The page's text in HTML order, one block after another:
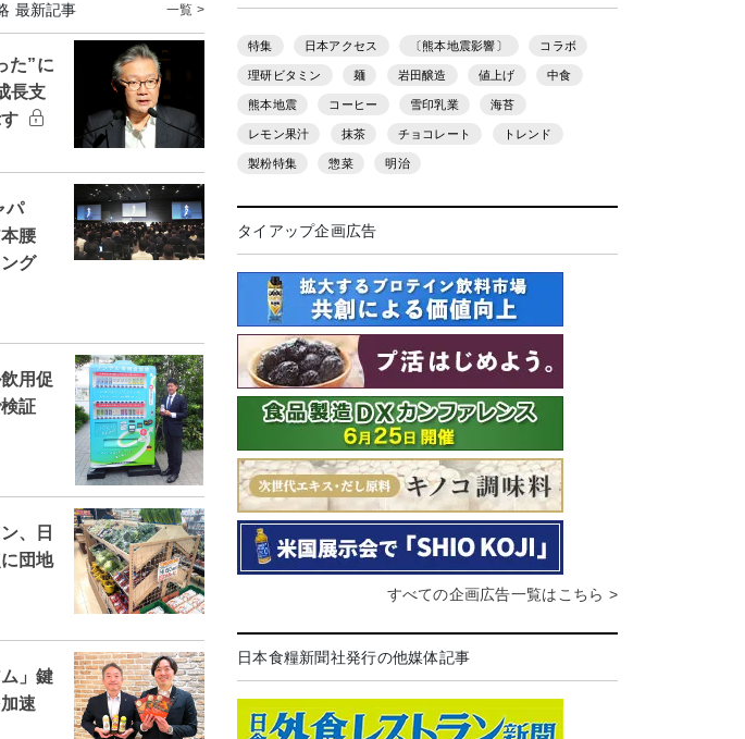
最新記事 一覧 >
た”に
長支
パ
本腰
グ
用促
証
、日
団地
」鍵
速
特集 日本アクセス 〔熊本地震影響〕 コラボ
理研ビタミン 麺 岩田醸造 値上げ 中食
熊本地震 コーヒー 雪印乳業 海苔
レモン果汁 抹茶 チョコレート トレンド
製粉特集 惣菜 明治
タイアップ企画広告
すべての企画広告一覧はこちら >
日本食糧新聞社発行の他媒体記事